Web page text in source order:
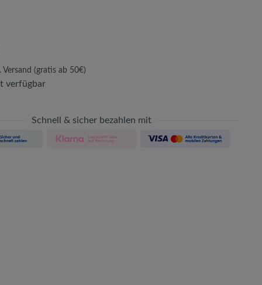
Versand (gratis ab 50€)
verfügbar
Schnell & sicher bezahlen mit